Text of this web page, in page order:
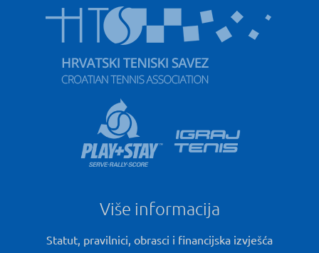
Više informacija
Statut, pravilnici, obrasci i financijska izvješća